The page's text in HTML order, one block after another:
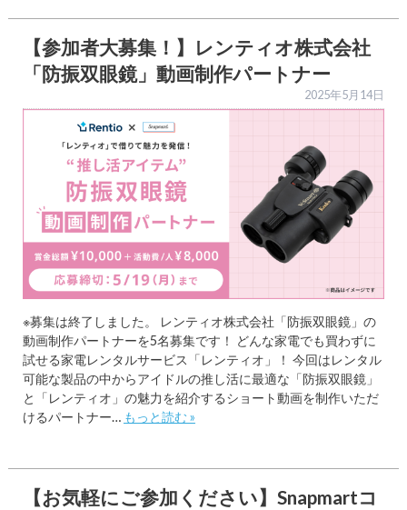
【参加者大募集！】レンティオ株式会社
「防振双眼鏡」動画制作パートナー
2025年5月14日
※募集は終了しました。 レンティオ株式会社「防振双眼鏡」の
動画制作パートナーを5名募集です！ どんな家電でも買わずに
試せる家電レンタルサービス「レンティオ」！ 今回はレンタル
可能な製品の中からアイドルの推し活に最適な「防振双眼鏡」
と「レンティオ」の魅力を紹介するショート動画を制作いただ
けるパートナー… もっと読む »
【お気軽にご参加ください】Snapmartコ